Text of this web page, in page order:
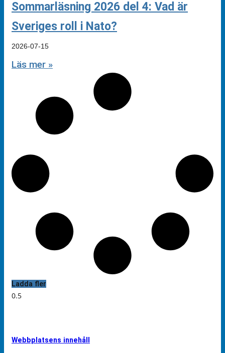
Sommarläsning 2026 del 4: Vad är
Sveriges roll i Nato?
2026-07-15
Läs mer »
Ladda fler
Webbplatsens innehåll